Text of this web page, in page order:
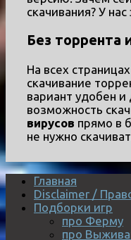
скачивания? У
Без торрента
На всех
скачивание
вариант удобен
возможность
вирусов прямо в
не нужно
Главная
Disclaimer /
Подборки игр
про Ферму
про